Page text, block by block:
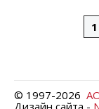
1
© 1997-2026